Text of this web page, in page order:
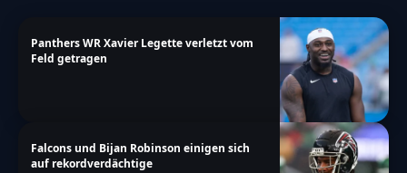
Panthers WR Xavier Legette verletzt vom
Feld getragen
Falcons und Bijan Robinson einigen sich
auf rekordverdächtige